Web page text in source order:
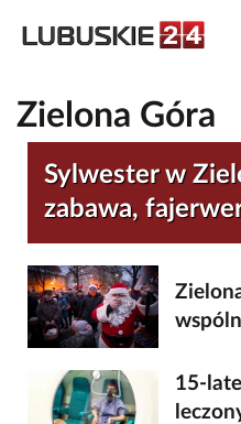
Zielona Góra
Sylwester w
zabawa,
15-